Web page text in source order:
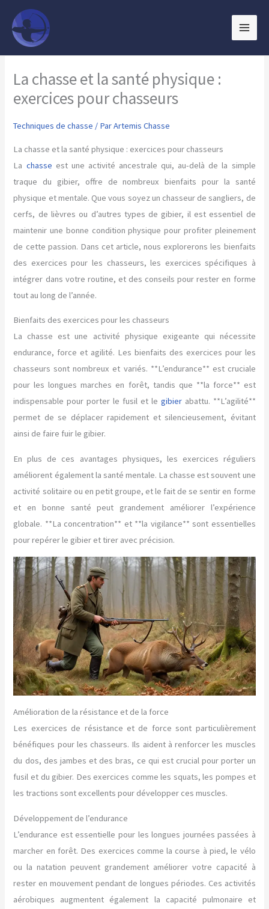
contenu
La chasse et la santé physique :
exercices pour chasseurs
Techniques de chasse / ParArtemis Chasse
La chasse et la santé physique : exercices pour chasseurs
La chasse est une activité ancestrale qui, au-delà de la simple
traque du gibier, offre de nombreux bienfaits pour la santé
physique et mentale. Que vous soyez un chasseur de sangliers, de
cerfs, de lièvres ou d’autres types de gibier, il est essentiel de
maintenir une bonne condition physique pour profiter pleinement
de cette passion. Dans cet article, nous explorerons les bienfaits
des exercices pour les chasseurs, les exercices spécifiques à
intégrer dans votre routine, et des conseils pour rester en forme
tout au long de l’année.
Bienfaits des exercices pour les chasseurs
La chasse est une activité physique exigeante qui nécessite
endurance, force et agilité. Les bienfaits des exercices pour les
chasseurs sont nombreux et variés. **L’endurance** est cruciale
pour les longues marches en forêt, tandis que **la force** est
indispensable pour porter le fusil et le gibierabattu. **L’agilité**
permet de se déplacer rapidement et silencieusement, évitant
ainsi de faire fuir le gibier.
En plus de ces avantages physiques, les exercices réguliers
améliorent également la santé mentale. La chasse est souvent une
activité solitaire ou en petit groupe, et le fait de se sentir en forme
et en bonne santé peut grandement améliorer l’expérience
globale. **La concentration** et **la vigilance** sont essentielles
pour repérer le gibier et tirer avec précision.
Amélioration de la résistance et de la force
Les exercices de résistance et de force sont particulièrement
bénéfiques pour les chasseurs. Ils aident à renforcer les muscles
du dos, des jambes et des bras, ce qui est crucial pour porter un
fusil et du gibier. Des exercices comme les squats, les pompes et
les tractions sont excellents pour développer ces muscles.
Développement de l’endurance
L’endurance est essentielle pour les longues journées passées à
marcher en forêt. Des exercices comme la course à pied, le vélo
ou la natation peuvent grandement améliorer votre capacité à
rester en mouvement pendant de longues périodes. Ces activités
aérobiques augmentent également la capacité pulmonaire et